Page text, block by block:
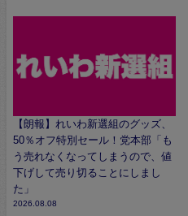
【朗報】れいわ新選組のグッズ、
50％オフ特別セール！党本部「も
う売れなくなってしまうので、値
下げして売り切ることにしまし
た」
2026.08.08